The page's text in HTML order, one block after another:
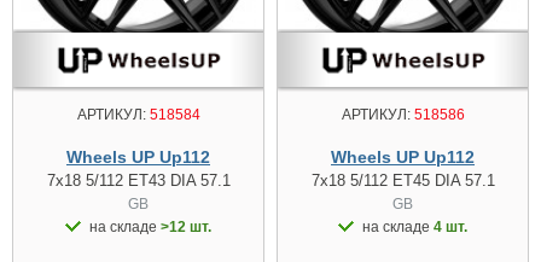
АРТИКУЛ:518584
Wheels UP Up112
7x18 5/112 ET43 DIA 57.1
GB
на складе >12 шт.
АРТИКУЛ:518586
Wheels UP Up112
7x18 5/112 ET45 DIA 57.1
GB
на складе 4 шт.